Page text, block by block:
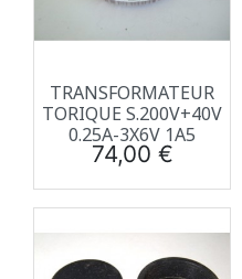
TRANSFORMATEUR
TORIQUE S.200V+40V
0.25A-3X6V 1A5
Prix
74,00 €